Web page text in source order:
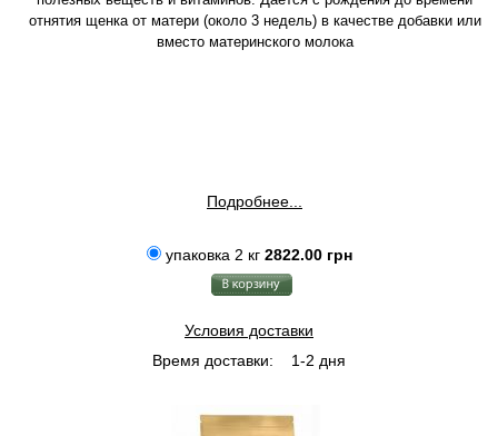
отнятия щенка от матери (около 3 недель) в качестве добавки или
вместо материнского молока
Подробнее...
упаковка 2 кг 2822.00 грн
Условия доставки
Время доставки:
1-2 дня